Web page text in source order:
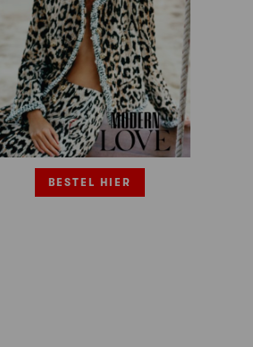
BESTEL HIER